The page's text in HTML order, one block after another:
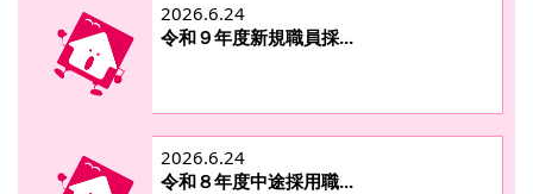
2026.6.24
令和９年度新規職員採...
2026.6.24
令和８年度中途採用職...